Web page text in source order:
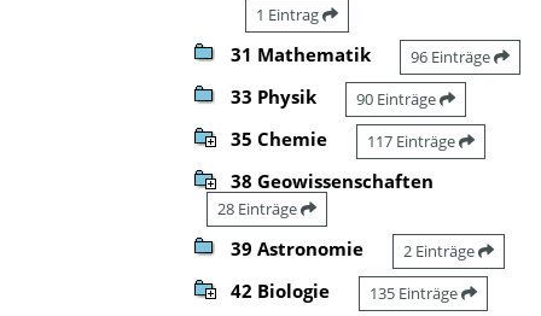
1 Eintrag
31 Mathematik 96 Einträge
33 Physik 90 Einträge
35 Chemie 117 Einträge
38 Geowissenschaften
28 Einträge
39 Astronomie 2 Einträge
42 Biologie 135 Einträge